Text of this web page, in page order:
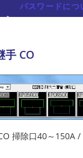
パスワードにつ
手 CO
掃除口40～150A /